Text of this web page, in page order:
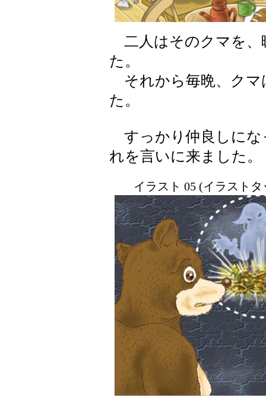
二人はそのクマを、
た。
それから毎晩、クマ
た。
すっかり仲良しにな
れを言いに来ました。
イラスト 05 (イラスト